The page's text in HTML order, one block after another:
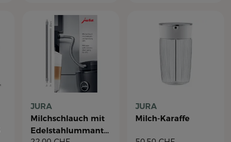
JURA
Milchschlauch mit
Edelstahlummantelung
JURA
Milch-Karaffe